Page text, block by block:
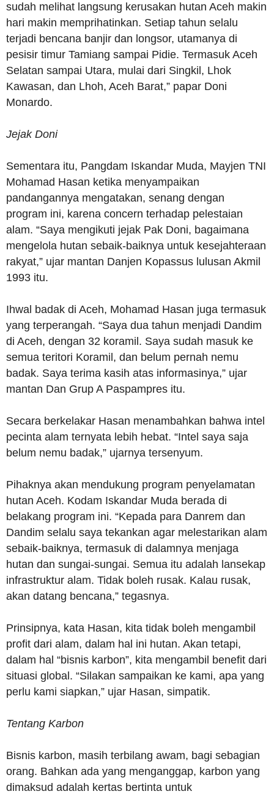
sudah melihat langsung kerusakan hutan Aceh makin
hari makin memprihatinkan. Setiap tahun selalu
terjadi bencana banjir dan longsor, utamanya di
pesisir timur Tamiang sampai Pidie. Termasuk Aceh
Selatan sampai Utara, mulai dari Singkil, Lhok
Kawasan, dan Lhoh, Aceh Barat,” papar Doni
Monardo.
Jejak Doni
Sementara itu, Pangdam Iskandar Muda, Mayjen TNI
Mohamad Hasan ketika menyampaikan
pandangannya mengatakan, senang dengan
program ini, karena concern terhadap pelestaian
alam. “Saya mengikuti jejak Pak Doni, bagaimana
mengelola hutan sebaik-baiknya untuk kesejahteraan
rakyat,” ujar mantan Danjen Kopassus lulusan Akmil
1993 itu.
Ihwal badak di Aceh, Mohamad Hasan juga termasuk
yang terperangah. “Saya dua tahun menjadi Dandim
di Aceh, dengan 32 koramil. Saya sudah masuk ke
semua teritori Koramil, dan belum pernah nemu
badak. Saya terima kasih atas informasinya,” ujar
mantan Dan Grup A Paspampres itu.
Secara berkelakar Hasan menambahkan bahwa intel
pecinta alam ternyata lebih hebat. “Intel saya saja
belum nemu badak,” ujarnya tersenyum.
Pihaknya akan mendukung program penyelamatan
hutan Aceh. Kodam Iskandar Muda berada di
belakang program ini. “Kepada para Danrem dan
Dandim selalu saya tekankan agar melestarikan alam
sebaik-baiknya, termasuk di dalamnya menjaga
hutan dan sungai-sungai. Semua itu adalah lansekap
infrastruktur alam. Tidak boleh rusak. Kalau rusak,
akan datang bencana,” tegasnya.
Prinsipnya, kata Hasan, kita tidak boleh mengambil
profit dari alam, dalam hal ini hutan. Akan tetapi,
dalam hal “bisnis karbon”, kita mengambil benefit dari
situasi global. “Silakan sampaikan ke kami, apa yang
perlu kami siapkan,” ujar Hasan, simpatik.
Tentang Karbon
Bisnis karbon, masih terbilang awam, bagi sebagian
orang. Bahkan ada yang menganggap, karbon yang
dimaksud adalah kertas bertinta untuk